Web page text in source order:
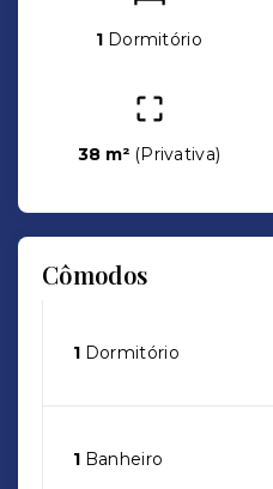
1 Dormitório
38 m² (Privativa)
Cômodos
1 Dormitório
1 Banheiro